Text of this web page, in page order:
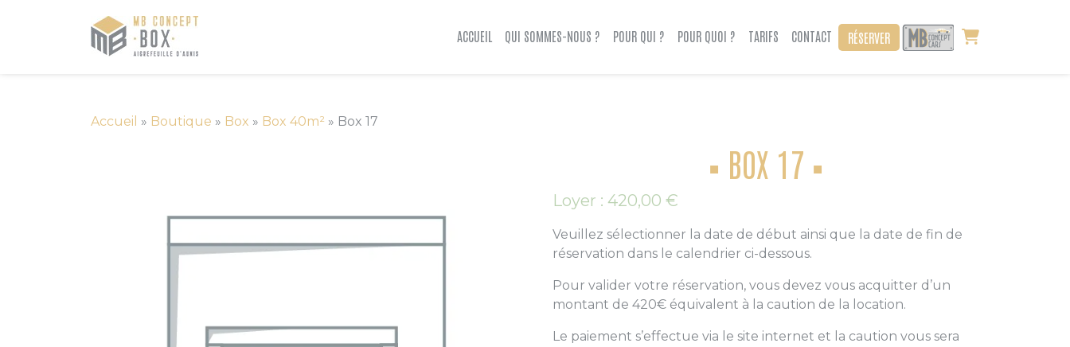
ACCUEIL QUI SOMMES-NOUS ? POUR QUI ? POUR QUOI ? TARIFS CONTACT RÉSERVER
Accueil » Boutique » Box » Box 40m² » Box 17
BOX 17
Loyer : 420,00€
Veuillez sélectionner la date de début ainsi que la date de fin de
réservation dans le calendrier ci-dessous.
Pour valider votre réservation, vous devez vous acquitter d’un
montant de 420€ équivalent à la caution de la location.
Le paiement s’effectue via le site internet et la caution vous sera